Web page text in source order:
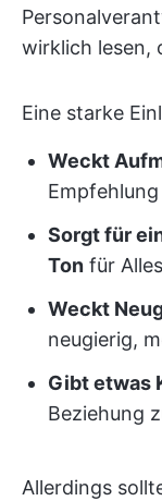
wirklich lesen,
Eine starke
Weckt
Sorgt für
Ton für
Weckt
neugierig,
Gibt etwas
Beziehung
Allerdings